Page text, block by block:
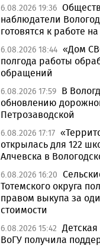
6.08.2026 19:36
наблюдатели
готовятся к работе
6.08.2026 18:44 «Дом
полгода работы
обращений
6.08.2026 17:59 В
обновлению
Петрозаводской
6.08.2026 17:17
открылась для 122
Алчевска в
6.08.2026 16:20
Тотемского округа
правом выкупа за
стоимости
6.08.2026 15:42
ВоГУ получила